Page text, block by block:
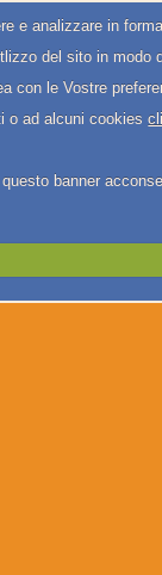
e analizzare in
del sito in modo
con le Vostre
o ad alcuni cookies
banner